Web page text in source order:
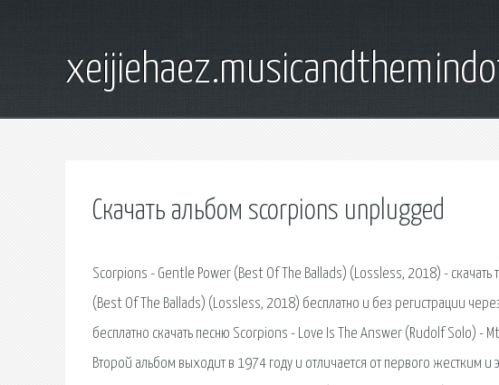
Скачать альбом scorpions unplugged
Scorpions - Gentle Power (Best Of The Ballads) (Lossless, 2018) - скачать
(Best Of The Ballads) (Lossless, 2018) бесплатно и без регистрации
бесплатно скачать песню Scorpions - Love Is The Answer (Rudolf Solo) -
Второй альбом выходит в 1974 году и отличается от первого жестким